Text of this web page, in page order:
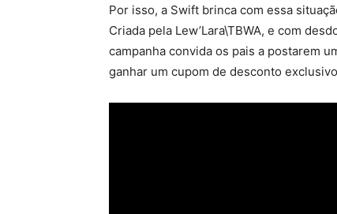
Por isso, a Swift brinca com essa
Criada pela Lew’Lara\TBWA, e com
campanha convida os pais a postarem
ganhar um cupom de desconto